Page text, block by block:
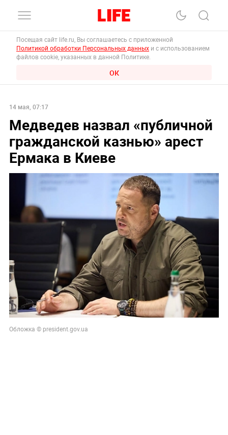
Посещая сайт life.ru, Вы соглашаетесь с приложенной
Политикой обработки Персональных данных и с использованием
файлов cookie, указанных в данной Политике.
ОК
14 мая, 07:17
Медведев назвал «публичной
гражданской казнью» арест
Ермака в Киеве
Обложка © president.gov.ua